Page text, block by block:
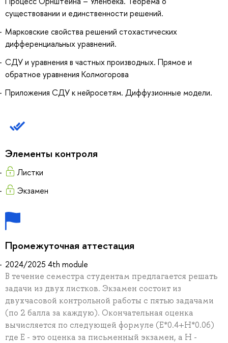
существовании и единственности решений.
Марковские свойства решений стохастических
дифференциальных уравнений.
СДУ и уравнения в частных производных. Прямое и
обратное уравнения Колмогорова
Приложения СДУ к нейросетям. Диффузионные модели.
Элементы контроля
Листки
Экзамен
Промежуточная аттестация
2024/2025 4th module
В течение семестра студентам предлагается решать
задачи из двух листков. Экзамен состоит из
двухчасовой контрольной работы с пятью задачами
(по 2 балла за каждую). Окончательная оценка
вычисляется по следующей формуле (E*0.4+H*0.06)
где Е - это оценка за письменный экзамен, а H -